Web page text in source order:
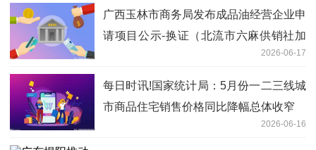
广西玉林市商务局发布成品油经营企业申
请项目公示-换证（北流市六麻供销社加
2026-06-17
每日时讯!国家统计局：5月份一二三线城
市商品住宅销售价格同比降幅总体收窄
2026-06-16